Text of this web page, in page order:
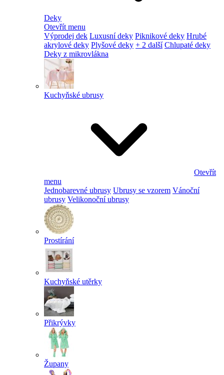
Deky
Otevřít menu
Výprodej dek Luxusní deky Piknikové deky Hrubé
akrylové deky Plyšové deky + 2 další Chlupaté deky
Deky z mikrovlákna
Kuchyňské ubrusy
Otevřít
menu
Jednobarevné ubrusy Ubrusy se vzorem Vánoční
ubrusy Velikonoční ubrusy
Prostírání
Kuchyňské utěrky
Přikrývky
Župany